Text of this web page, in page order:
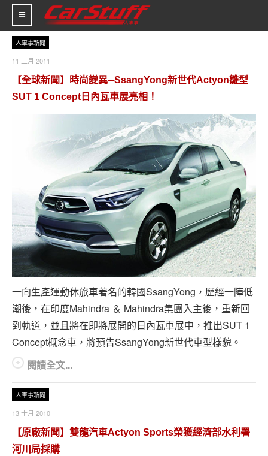
新車價格
車市新聞
促銷訊息
人車軼事
試車報導
專題報導
車型比拼
兩輪世界
人車事新聞
11 二月 2011
【全球新聞】時尚變異─SsangYong新世代Actyon雛型
SUT 1 Concept日內瓦車展亮相！
一向生產運動休旅車著名的韓國SsangYong，歷經一陣低
潮後，在印度Mahindra ＆ Mahindra集團入主後，重新回
到軌道，並且將在即將展開的日內瓦車展中，推出SUT 1
Concept概念車，將預告SsangYong新世代車型樣貌。
閱讀全文...
人車事新聞
13 十月 2010
【原廠新聞】雙龍汽車Actyon Sports榮獲經濟部水利署
河川局採購